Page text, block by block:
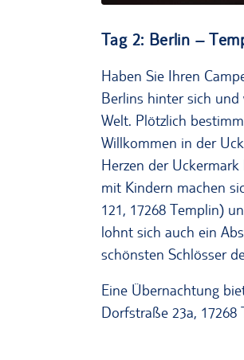
Tag 2: Berlin –
Haben Sie Ihren
Berlins hinter sich und
Welt. Plötzlich
Willkommen in der
Herzen der
mit Kindern machen
121, 17268 Templin)
lohnt sich auch ein
schönsten Schlösser
Eine Übernachtung
Dorfstraße 23a, 17268